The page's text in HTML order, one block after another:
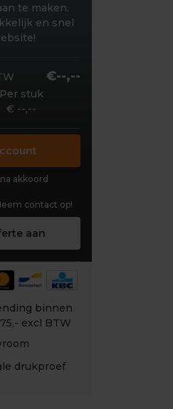
te maken.
en snel
€--,--
Per stuk
€ --,--
na akkoord
contact op!
aan
binnen
excl BTW
drukproef